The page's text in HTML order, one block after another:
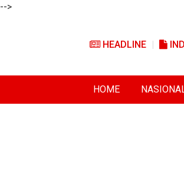
-->
HEADLINE
HOME